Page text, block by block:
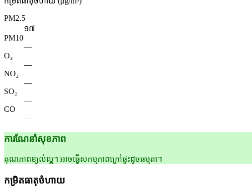
PM2.5
១៧
PM10
—
O₃
—
NO₂
—
SO₂
—
CO
—
ការណែនាំសុខភាព
គុណភាពខ្យល់ល្អ។ អាចធ្វើសកម្មភាពក្រៅផ្ទះដូចធម្មតា។
កម្រិតធាតុចំហាយ